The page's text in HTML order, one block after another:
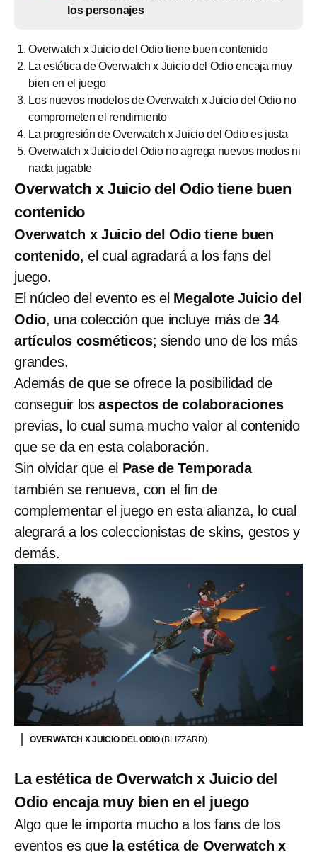
los personajes
Overwatch x Juicio del Odio tiene buen contenido
La estética de Overwatch x Juicio del Odio encaja muy
bien en el juego
Los nuevos modelos de Overwatch x Juicio del Odio no
comprometen el rendimiento
La progresión de Overwatch x Juicio del Odio es justa
Overwatch x Juicio del Odio no agrega nuevos modos ni
nada jugable
Overwatch x Juicio del Odio tiene buen
contenido
Overwatch x Juicio del Odio tiene buen
contenido, el cual agradará a los fans del
juego.
El núcleo del evento es el Megalote Juicio del
Odio, una colección que incluye más de34
artículos cosméticos; siendo uno de los más
grandes.
Además de que se ofrece la posibilidad de
conseguir los aspectos de colaboraciones
previas, lo cual suma mucho valor al contenido
que se da en esta colaboración.
Sin olvidar que el Pase de Temporada
también se renueva, con el fin de
complementar el juego en esta alianza, lo cual
alegrará a los coleccionistas de skins, gestos y
demás.
OVERWATCH X JUICIO DEL ODIO(BLIZZARD)
La estética de Overwatch x Juicio del
Odio encaja muy bien en el juego
Algo que le importa mucho a los fans de los
eventos es quela estética de Overwatch x